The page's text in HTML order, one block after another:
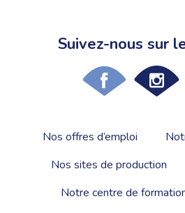
Suivez-nous sur
Nos offres d’emploi
Nos sites de production
Notre centre de